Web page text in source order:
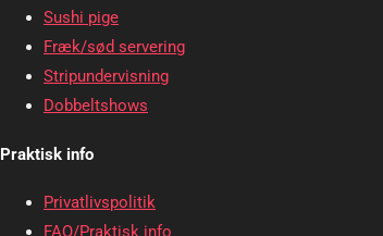
Sushi pige
Fræk/sød servering
Stripundervisning
Dobbeltshows
Praktisk info
Privatlivspolitik
FAQ/Praktisk info